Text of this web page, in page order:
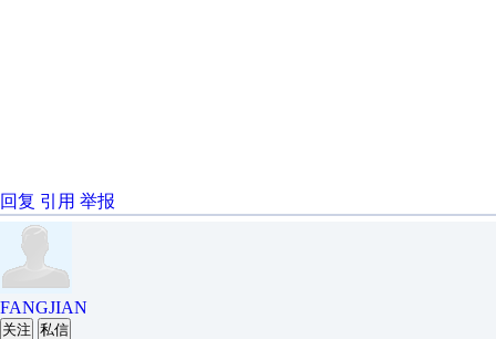
回复 引用 举报
FANGJIAN
关注 私信